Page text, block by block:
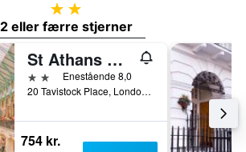
2 stjerner
2 eller færre stjerner
St Athans Hotel
2 stjernerEnestående 8,0
20 Tavistock Place, London, Storbritannien
754 kr.